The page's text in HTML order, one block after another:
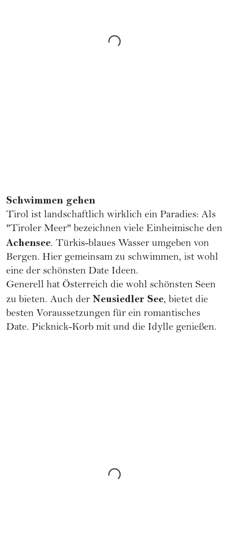
Schwimmen gehen
Tirol ist landschaftlich wirklich ein Paradies: Als
"Tiroler Meer" bezeichnen viele Einheimische den
Achensee. Türkis-blaues Wasser umgeben von
Bergen. Hier gemeinsam zu schwimmen, ist wohl
eine der schönsten Date Ideen.
Generell hat Österreich die wohl schönsten Seen
zu bieten. Auch der Neusiedler See, bietet die
besten Voraussetzungen für ein romantisches
Date. Picknick-Korb mit und die Idylle genießen.